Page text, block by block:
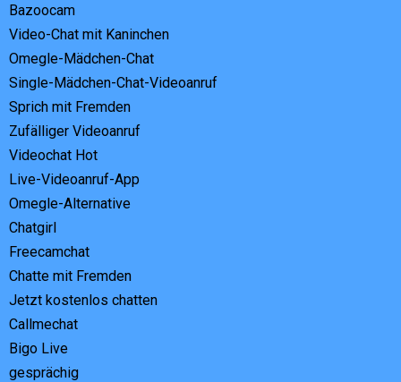
Bazoocam
Video-Chat mit Kaninchen
Omegle-Mädchen-Chat
Single-Mädchen-Chat-Videoanruf
Sprich mit Fremden
Zufälliger Videoanruf
Videochat Hot
Live-Videoanruf-App
Omegle-Alternative
Chatgirl
Freecamchat
Chatte mit Fremden
Jetzt kostenlos chatten
Callmechat
Bigo Live
gesprächig